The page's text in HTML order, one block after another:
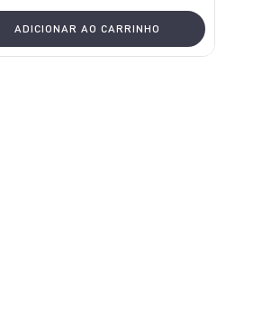
ADICIONAR AO CARRINHO